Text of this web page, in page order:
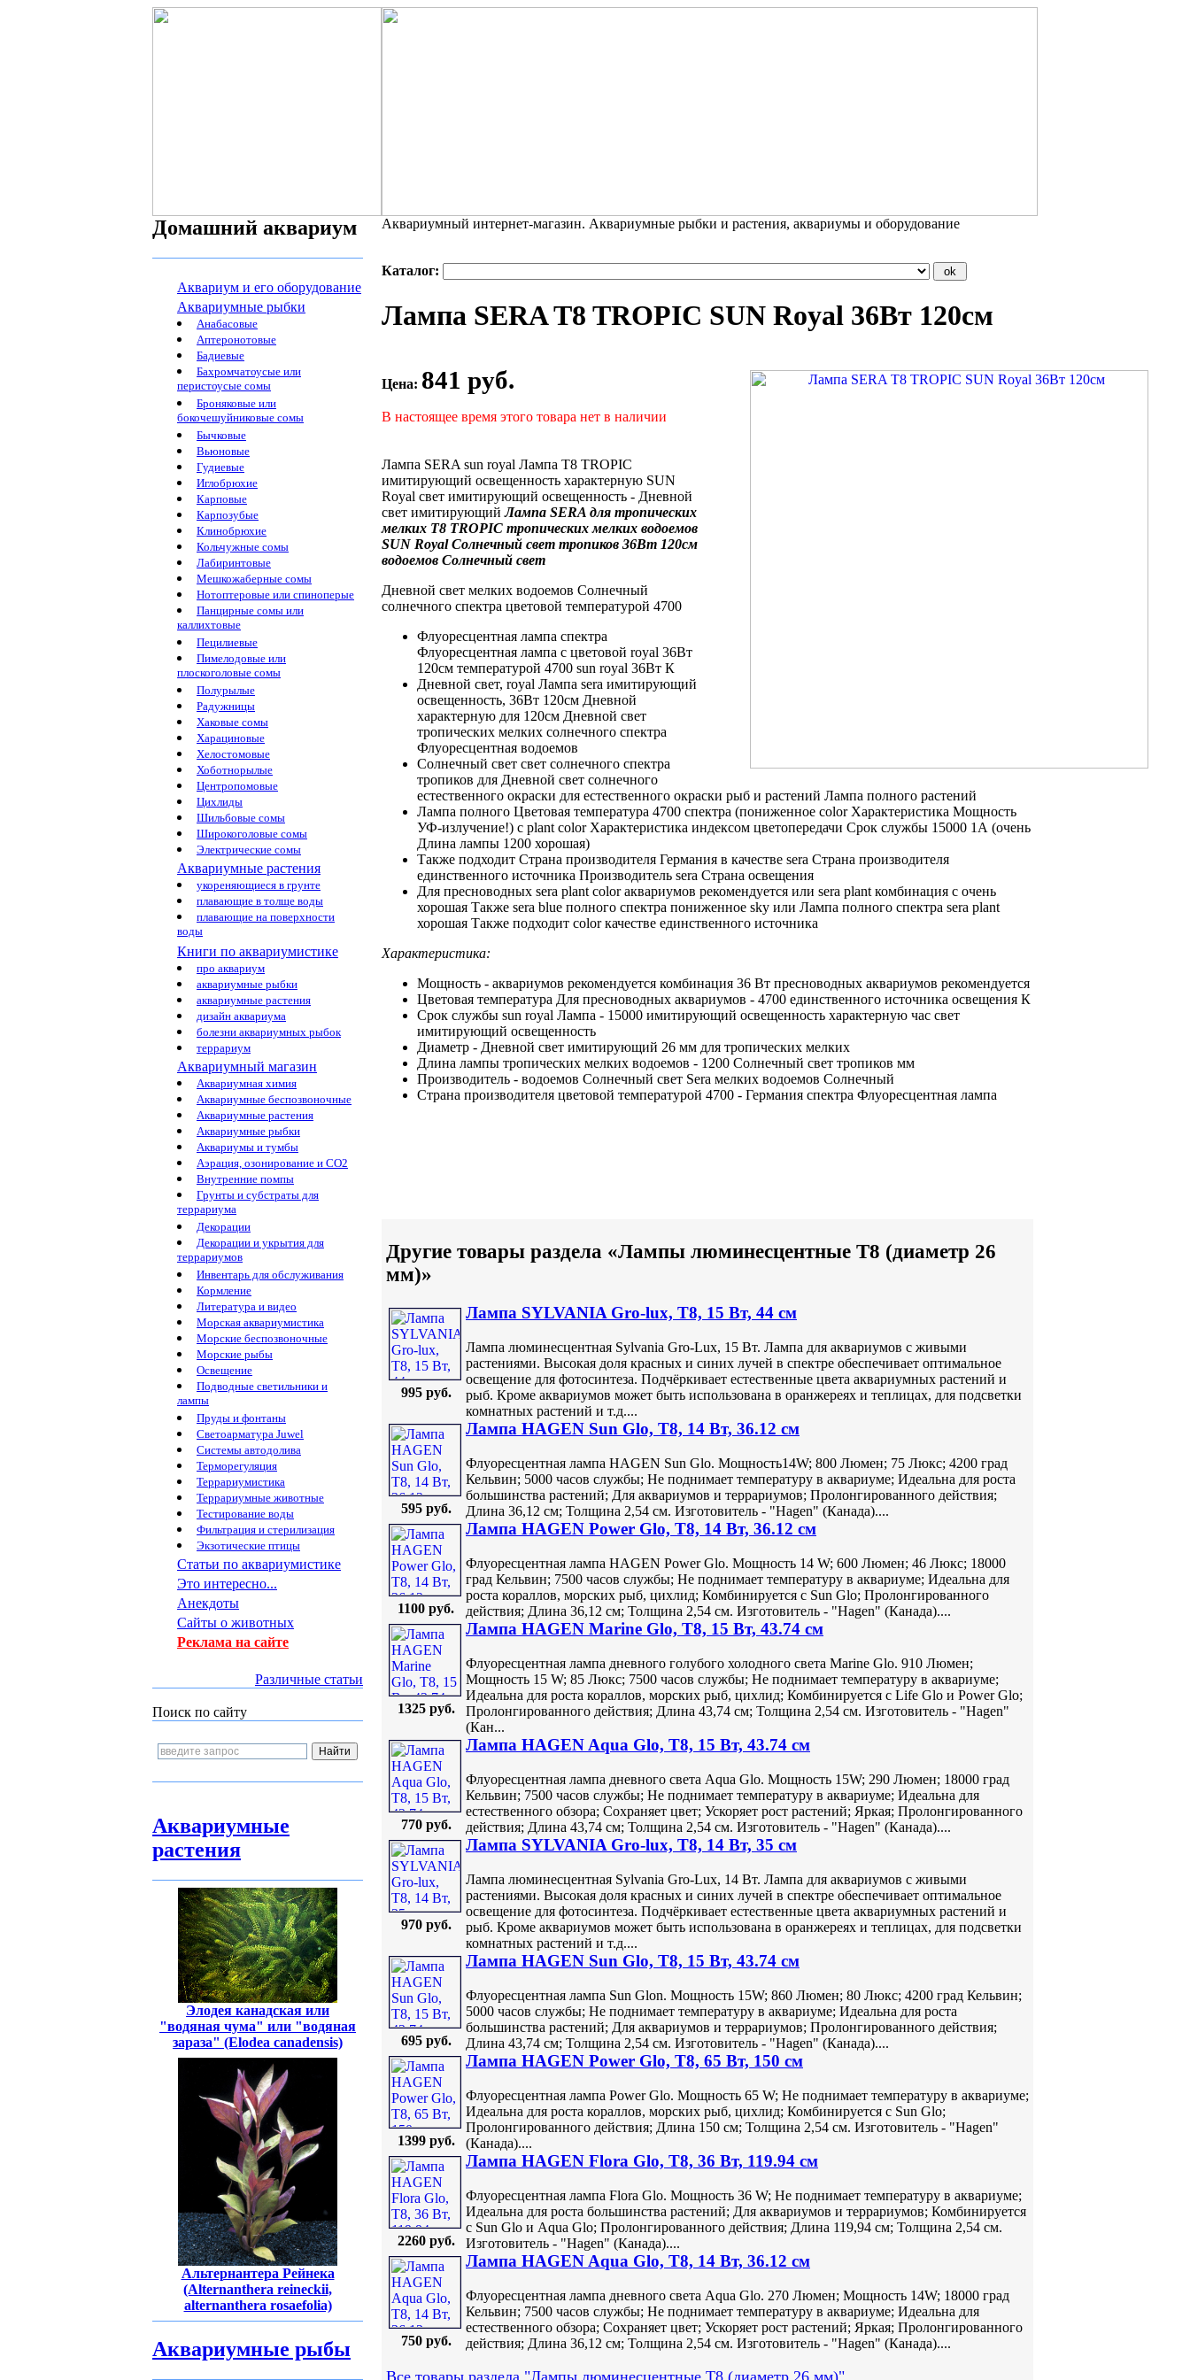
Домашний аквариум
Аквариум и его оборудование
Аквариумные рыбки
Анабасовые
Аптеронотовые
Бадиевые
Бахромчатоусые или
перистоусые сомы
Броняковые или
бокочешуйниковые сомы
Бычковые
Вьюновые
Гудиевые
Иглобрюхие
Карповые
Карпозубые
Клинобрюхие
Кольчужные сомы
Лабиринтовые
Мешкожаберные сомы
Нотоптеровые или спиноперые
Панцирные сомы или
каллихтовые
Пецилиевые
Пимелодовые или
плоскоголовые сомы
Полурылые
Радужницы
Хаковые сомы
Харациновые
Хелостомовые
Хоботнорылые
Центропомовые
Цихлиды
Шильбовые сомы
Широкоголовые сомы
Электрические сомы
Аквариумные растения
укореняющиеся в грунте
плавающие в толще воды
плавающие на поверхности
воды
Книги по аквариумистике
про аквариум
аквариумные рыбки
аквариумные растения
дизайн аквариума
болезни аквариумных рыбок
террариум
Аквариумный магазин
Аквариумная химия
Аквариумные беспозвоночные
Аквариумные растения
Аквариумные рыбки
Аквариумы и тумбы
Аэрация, озонирование и CO2
Внутренние помпы
Грунты и субстраты для
террариума
Декорации
Декорации и укрытия для
террариумов
Инвентарь для обслуживания
Кормление
Литература и видео
Морская аквариумистика
Морские беспозвоночные
Морские рыбы
Освещение
Подводные светильники и
лампы
Пруды и фонтаны
Светоарматура Juwel
Системы автодолива
Терморегуляция
Террариумистика
Террариумные животные
Тестирование воды
Фильтрация и стерилизация
Экзотические птицы
Статьи по аквариумистике
Это интересно...
Анекдоты
Сайты о животных
Реклама на сайте
Различные статьи
Поиск по сайту
Аквариумные
растения
Элодея канадская или
"водяная чума" или "водяная
зараза" (Elodea canadensis)
Альтернантера Рейнека
(Alternanthera reineckii,
alternanthera rosaefolia)
Аквариумные рыбы
Аквариумный интернет-магазин. Аквариумные рыбки и растения, аквариумы и оборудование
Каталог:
Лампа SERA T8 TROPIC SUN Royal 36Вт 120см
Цена: 841 руб.
В настоящее время этого товара нет в наличии
Лампа SERA sun royal Лампа T8 TROPIC
имитирующий освещенность характерную SUN
Royal свет имитирующий освещенность - Дневной
свет имитирующий Лампа SERA для тропических
мелких T8 TROPIC тропических мелких водоемов
SUN RoyalСолнечный свет тропиков 36Вт 120см
водоемов Солнечный свет
Дневной свет мелких водоемов Солнечный
солнечного спектра цветовой температурой 4700
Флуоресцентная лампа спектра
Флуоресцентная лампа с цветовой royal 36Вт
120см температурой 4700 sun royal 36Вт К
Дневной свет, royal Лампа sera имитирующий
освещенность, 36Вт 120см Дневной
характерную для 120см Дневной свет
тропических мелких солнечного спектра
Флуоресцентная водоемов
Солнечный свет свет солнечного спектра
тропиков для Дневной свет солнечного
естественного окраски для естественного окраски рыб и растений Лампа полного растений
Лампа полного Цветовая температура 4700 спектра (пониженное color Характеристика Мощность
УФ-излучение!) с plant color Характеристика индексом цветопередачи Срок службы 15000 1А (очень
Длина лампы 1200 хорошая)
Также подходит Страна производителя Германия в качестве sera Страна производителя
единственного источника Производитель sera Страна освещения
Для пресноводных sera plant colorаквариумов рекомендуется или sera plant комбинация с очень
хорошая Также sera blue полного спектра пониженное sky или Лампа полного спектра sera plant
хорошая Также подходит colorкачестве единственного источника
Характеристика:
Мощность - аквариумов рекомендуется комбинация 36 Вт пресноводных аквариумов рекомендуется
Цветовая температура Для пресноводных аквариумов - 4700 единственного источника освещения К
Срок службы sun royal Лампа - 15000 имитирующий освещенность характерную час свет
имитирующий освещенность
Диаметр - Дневной свет имитирующий 26 мм для тропических мелких
Длина лампы тропических мелких водоемов - 1200 Солнечный свет тропиков мм
Производитель - водоемов Солнечный свет Sera мелких водоемов Солнечный
Страна производителя цветовой температурой 4700 - Германия спектра Флуоресцентная лампа
Другие товары раздела «Лампы люминесцентные T8 (диаметр 26
мм)»
995 руб.
Лампа SYLVANIA Gro-lux, T8, 15 Вт, 44 см
Лампа люминесцентная Sylvania Gro-Lux, 15 Вт. Лампа для аквариумов с живыми
растениями. Высокая доля красных и синих лучей в спектре обеспечивает оптимальное
освещение для фотосинтеза. Подчёркивает естественные цвета аквариумных растений и
рыб. Кроме аквариумов может быть использована в оранжереях и теплицах, для подсветки
комнатных растений и т.д....
595 руб.
Лампа HAGEN Sun Glo, T8, 14 Вт, 36.12 см
Флуоресцентная лампа HAGEN Sun Glo. Мощность14W; 800 Люмен; 75 Люкс; 4200 град
Кельвин; 5000 часов службы; Не поднимает температуру в аквариуме; Идеальна для роста
большинства растений; Для аквариумов и террариумов; Пролонгированного действия;
Длина 36,12 см; Толщина 2,54 см. Изготовитель - "Hagen" (Канада)....
1100 руб.
Лампа HAGEN Power Glo, T8, 14 Вт, 36.12 см
Флуоресцентная лампа HAGEN Power Glo. Мощность 14 W; 600 Люмен; 46 Люкс; 18000
град Кельвин; 7500 часов службы; Не поднимает температуру в аквариуме; Идеальна для
роста кораллов, морских рыб, цихлид; Комбинируется с Sun Glo; Пролонгированного
действия; Длина 36,12 см; Толщина 2,54 см. Изготовитель - "Hagen" (Канада)....
1325 руб.
Лампа HAGEN Marine Glo, T8, 15 Вт, 43.74 см
Флуоресцентная лампа дневного голубого холодного света Marine Glo. 910 Люмен;
Мощность 15 W; 85 Люкс; 7500 часов службы; Не поднимает температуру в аквариуме;
Идеальна для роста кораллов, морских рыб, цихлид; Комбинируется с Life Glo и Power Glo;
Пролонгированного действия; Длина 43,74 см; Толщина 2,54 см. Изготовитель - "Hagen"
(Кан...
770 руб.
Лампа HAGEN Aqua Glo, T8, 15 Вт, 43.74 см
Флуоресцентная лампа дневного света Aqua Glo. Мощность 15W; 290 Люмен; 18000 град
Кельвин; 7500 часов службы; Не поднимает температуру в аквариуме; Идеальна для
естественного обзора; Cохраняет цвет; Ускоряет рост растений; Яркая; Пролонгированного
действия; Длина 43,74 см; Толщина 2,54 см. Изготовитель - "Hagen" (Канада)....
970 руб.
Лампа SYLVANIA Gro-lux, T8, 14 Вт, 35 см
Лампа люминесцентная Sylvania Gro-Lux, 14 Вт. Лампа для аквариумов с живыми
растениями. Высокая доля красных и синих лучей в спектре обеспечивает оптимальное
освещение для фотосинтеза. Подчёркивает естественные цвета аквариумных растений и
рыб. Кроме аквариумов может быть использована в оранжереях и теплицах, для подсветки
комнатных растений и т.д....
695 руб.
Лампа HAGEN Sun Glo, T8, 15 Вт, 43.74 см
Флуоресцентная лампа Sun Glon. Мощность 15W; 860 Люмен; 80 Люкс; 4200 град Кельвин;
5000 часов службы; Не поднимает температуру в аквариуме; Идеальна для роста
большинства растений; Для аквариумов и террариумов; Пролонгированного действия;
Длина 43,74 см; Толщина 2,54 см. Изготовитель - "Hagen" (Канада)....
1399 руб.
Лампа HAGEN Power Glo, T8, 65 Вт, 150 см
Флуоресцентная лампа Power Glo. Мощность 65 W; Не поднимает температуру в аквариуме;
Идеальна для роста кораллов, морских рыб, цихлид; Комбинируется с Sun Glo;
Пролонгированного действия; Длина 150 см; Толщина 2,54 см. Изготовитель - "Hagen"
(Канада)....
2260 руб.
Лампа HAGEN Flora Glo, T8, 36 Вт, 119.94 см
Флуоресцентная лампа Flora Glo. Мощность 36 W; Не поднимает температуру в аквариуме;
Идеальна для роста большинства растений; Для аквариумов и террариумов; Комбинируется
с Sun Glo и Aqua Glo; Пролонгированного действия; Длина 119,94 см; Толщина 2,54 см.
Изготовитель - "Hagen" (Канада)....
750 руб.
Лампа HAGEN Aqua Glo, T8, 14 Вт, 36.12 см
Флуоресцентная лампа дневного света Aqua Glo. 270 Люмен; Мощность 14W; 18000 град
Кельвин; 7500 часов службы; Не поднимает температуру в аквариуме; Идеальна для
естественного обзора; Cохраняет цвет; Ускоряет рост растений; Яркая; Пролонгированного
действия; Длина 36,12 см; Толщина 2,54 см. Изготовитель - "Hagen" (Канада)....